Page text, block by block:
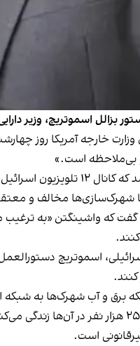
بزالل اسموتریچ، وزیر
خارجه آمریکا روز
بی‌ملاحظه است.»
در کرانه باختری را آغاز کند.
با شهرک‌سازی‌ها مخالف و
که واشینگتن «به ترغیب
اسموتریچ
برق و آب شهرک‌ها به شبکه
است.